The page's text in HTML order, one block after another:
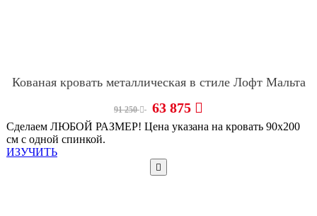
Кованая кровать металлическая в стиле Лофт Мальта
91 250 63 875
Сделаем ЛЮБОЙ РАЗМЕР! Цена указана на кровать 90х200
см с одной спинкой.
ИЗУЧИТЬ